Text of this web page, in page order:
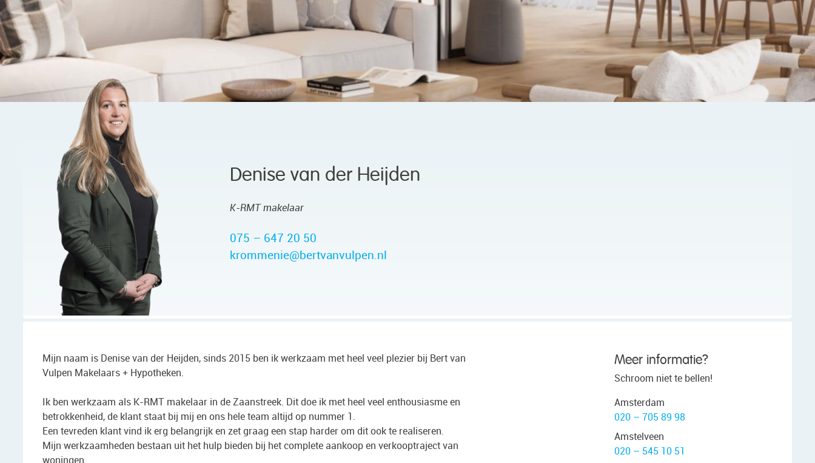
Denise van der Heijden
K-RMT makelaar
075 – 647 20 50
krommenie@bertvanvulpen.nl
Mijn naam is Denise van der Heijden, sinds 2015 ben ik werkzaam met heel veel plezier bij Bert van
Vulpen Makelaars + Hypotheken.
Ik ben werkzaam als K-RMT makelaar in de Zaanstreek. Dit doe ik met heel veel enthousiasme en
betrokkenheid, de klant staat bij mij en ons hele team altijd op nummer 1.
Een tevreden klant vind ik erg belangrijk en zet graag een stap harder om dit ook te realiseren.
Mijn werkzaamheden bestaan uit het hulp bieden bij het complete aankoop en verkooptraject van
woningen.
Meer informatie?
Schroom niet te bellen!
Amsterdam
020 – 705 89 98
Amstelveen
020 – 545 10 51